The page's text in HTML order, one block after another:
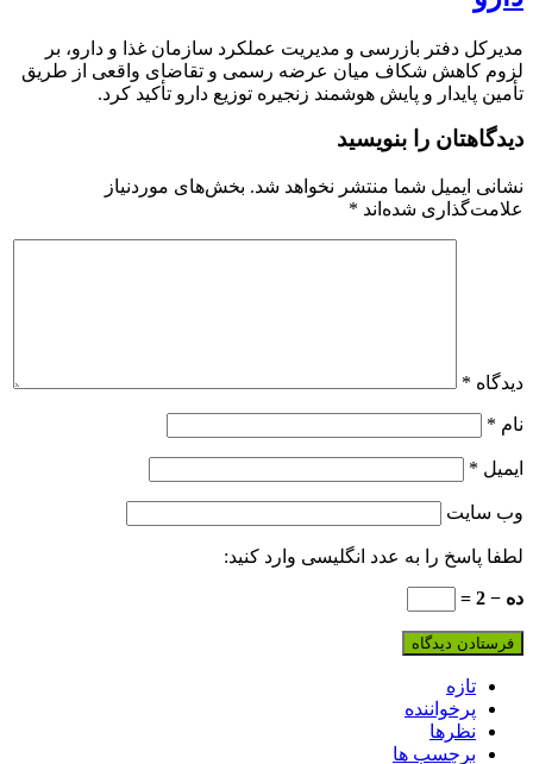
مدیرکل دفتر بازرسی و مدیریت عملکرد سازمان غذا و دارو، بر
لزوم کاهش شکاف میان عرضه رسمی و تقاضای واقعی از طریق
تأمین پایدار و پایش هوشمند زنجیره توزیع دارو تأکید کرد.
دیدگاهتان را بنویسید
نشانی ایمیل شما منتشر نخواهد شد. بخش‌های موردنیاز
علامت‌گذاری شده‌اند *
دیدگاه *
نام *
ایمیل *
وب‌ سایت
لطفا پاسخ را به عدد انگلیسی وارد کنید:
ده − 2 =
تازه
پرخواننده
نظرها
برچسب ها